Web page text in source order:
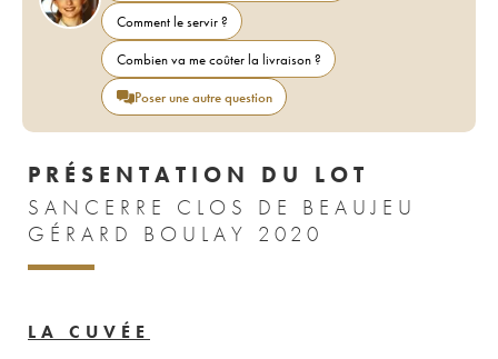
Comment le servir ?
Combien va me coûter la livraison ?
Poser une autre question
PRÉSENTATION DU LOT
SANCERRE CLOS DE BEAUJEU
GÉRARD BOULAY 2020
LA CUVÉE